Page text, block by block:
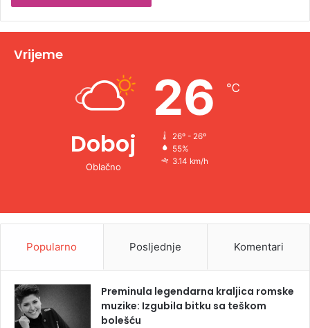
t
vVrijeme
Doboj
Oblačno
26 ℃
26º - 26º
55%
3.14 km/h
Popularno Posljednje Komentari
Preminula legendarna kraljica romske
muzike: Izgubila bitku sa teškom
bolešću